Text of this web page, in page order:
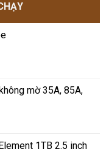
mờ 35A, 85A,
1TB 2.5 inch